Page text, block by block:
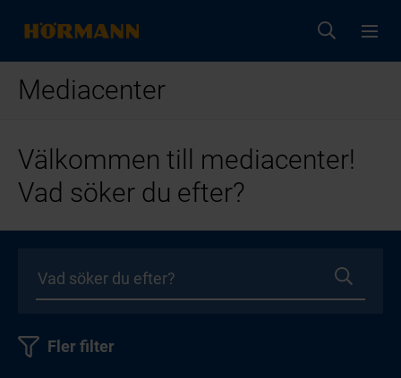
Mediacenter
Välkommen till mediacenter!
Vad söker du efter?
Fler filter